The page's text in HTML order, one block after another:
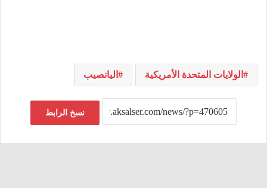
الولايات المتحدة الأمريكية اليانصيب
نسخ الرابط